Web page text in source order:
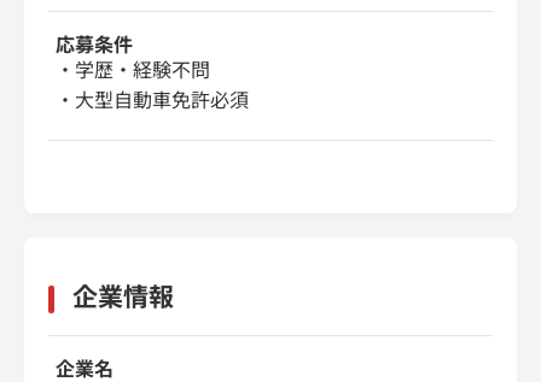
応募条件
・学歴・経験不問
・大型自動車免許必須
企業情報
企業名